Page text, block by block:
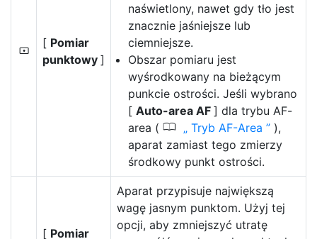
N
[ Pomiar
punktowy ]
naświetlony, nawet gdy tło jest
znacznie jaśniejsze lub
ciemniejsze.
Obszar pomiaru jest
wyśrodkowany na bieżącym
punkcie ostrości. Jeśli wybrano
[ Auto-area AF ] dla trybu AF-
area ( 0 Tryb AF-Area
),
aparat zamiast tego zmierzy
środkowy punkt ostrości.
[ Pomiar
Aparat przypisuje największą
wagę jasnym punktom. Użyj tej
opcji, aby zmniejszyć utratę